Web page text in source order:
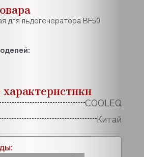
для льдогенератора BF50
COOLEQ
Китай